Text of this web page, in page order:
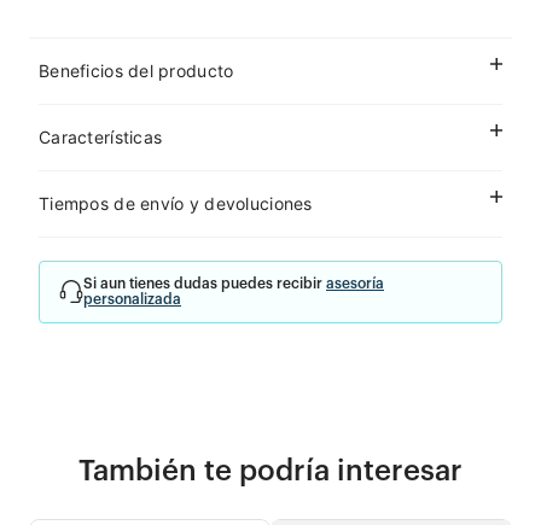
Beneficios del producto
Características
Tiempos de envío y devoluciones
Si aun tienes dudas puedes recibir asesoría
personalizada
También te podría interesar